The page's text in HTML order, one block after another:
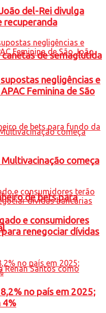
de semaglutida
de bets para
del-Rei divulga
recuperanda
negligências e
Feminina de São
começa
e consumidores
renegociar dívidas
no país em 2025;
4%